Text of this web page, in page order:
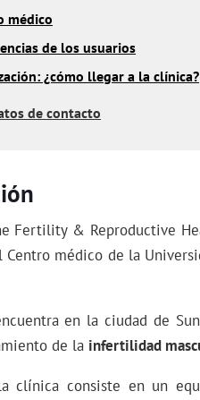
médico
de los usuarios
¿cómo llegar a la clínica?
de contacto
Fertility & Reproductive
médico de la
en la ciudad de
de la infertilidad
clínica consiste en un